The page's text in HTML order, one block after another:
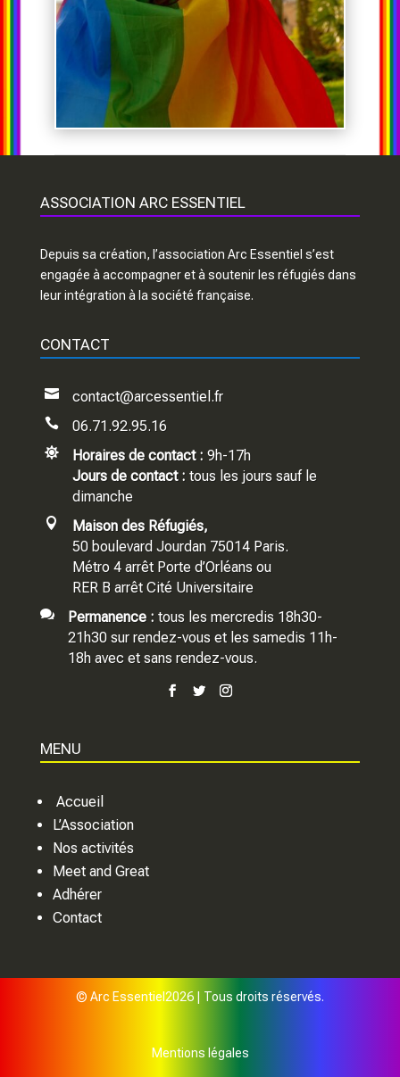
ASSOCIATION ARC ESSENTIEL
Depuis sa création, l’association Arc Essentiel s’est
engagée à accompagner et à soutenir les réfugiés dans
leur intégration à la société française.
CONTACT
 contact@arcessentiel.fr
 06.71.92.95.16
 Horaires de contact : 9h-17h
Jours de contact : tous les jours sauf le
dimanche

Maison des Réfugiés,
50 boulevard Jourdan 75014 Paris.
Métro 4 arrêt Porte d’Orléans ou
RER B arrêt Cité Universitaire
 Permanence : tous les mercredis 18h30-
21h30 sur rendez-vous et les samedis 11h-
18h avec et sans rendez-vous.
MENU
Accueil
L’Association
Nos activités
Meet and Great
Adhérer
Contact
© Arc Essentiel2026 | Tous droits réservés.
Mentions légales